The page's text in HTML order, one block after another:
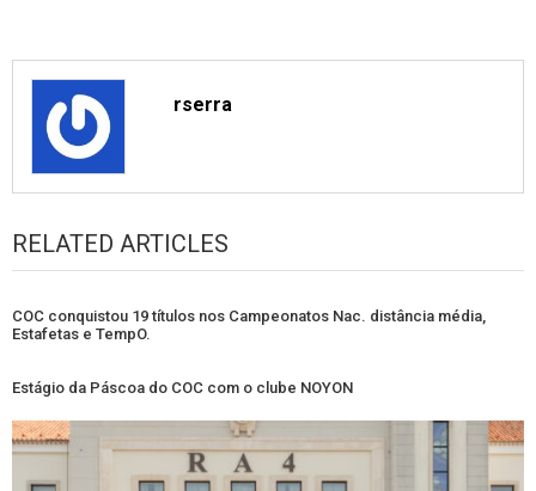
rserra
RELATED ARTICLES
COC conquistou 19 títulos nos Campeonatos Nac. distância média,
Estafetas e TempO.
Estágio da Páscoa do COC com o clube NOYON